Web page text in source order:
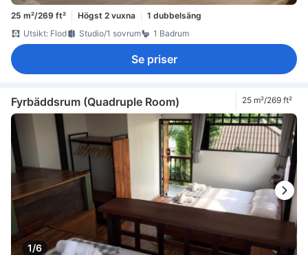
25 m²/269 ft² Högst 2 vuxna
1 dubbelsäng
Utsikt: Flod
Studio/1 sovrum 1 Badrum
Se priser
Fyrbäddsrum (Quadruple Room) 25 m²/269 ft²
1/6